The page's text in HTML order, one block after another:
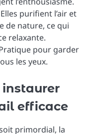
purifient l’air et
de nature, ce qui
relaxante.
pour garder
les yeux.
instaurer
efficace
primordial, la